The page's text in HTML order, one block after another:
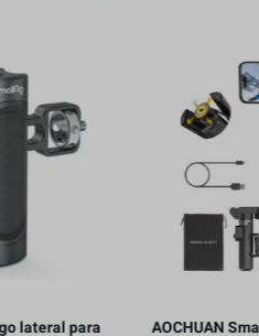
AOCHUAN Smart X3 –